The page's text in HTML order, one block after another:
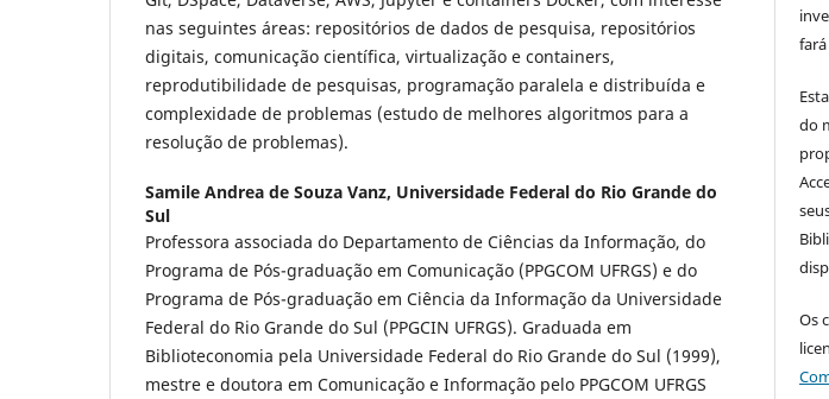
nas seguintes áreas: repositórios de dados de pesquisa, repositórios
digitais, comunicação científica, virtualização e containers,
reprodutibilidade de pesquisas, programação paralela e distribuída e
complexidade de problemas (estudo de melhores algoritmos para a
resolução de problemas).
Samile Andrea de Souza Vanz, Universidade Federal do Rio Grande do
Sul
Professora associada do Departamento de Ciências da Informação, do
Programa de Pós-graduação em Comunicação (PPGCOM UFRGS) e do
Programa de Pós-graduação em Ciência da Informação da Universidade
Federal do Rio Grande do Sul (PPGCIN UFRGS). Graduada em
Biblioteconomia pela Universidade Federal do Rio Grande do Sul (1999),
mestre e doutora em Comunicação e Informação pelo PPGCOM UFRGS
do
Os